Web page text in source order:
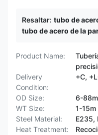
Resaltar: tubo de
tubo de acero de la
Product Name:
Delivery
Condition:
+C,
OD Size:
6-
WT Size:
1-15m
Steel Material:
E235,
Heat Treatment: